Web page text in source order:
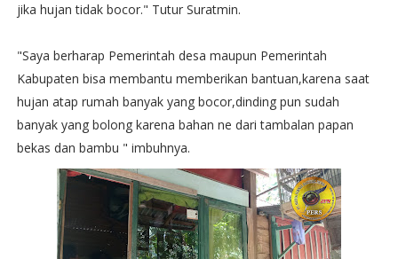
jika hujan tidak bocor." Tutur Suratmin.
"Saya berharap Pemerintah desa maupun Pemerintah
Kabupaten bisa membantu memberikan bantuan,karena saat
hujan atap rumah banyak yang bocor,dinding pun sudah
banyak yang bolong karena bahan ne dari tambalan papan
bekas dan bambu " imbuhnya.